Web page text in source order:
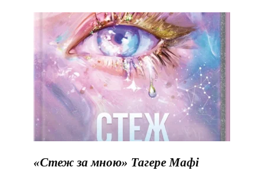
«Стеж за мною» Тагере Мафі